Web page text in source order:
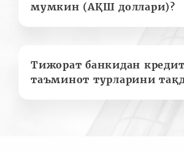
мумкин (АҚШ доллари)?
Тижорат банкидан
таъминот турларини